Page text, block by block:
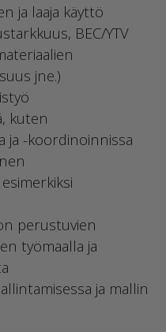
ja laaja käyttö
BEC/YTV
jne.)
kuten
ja -koordinoinnissa
perustuvien
työmaalla ja
ja mallin